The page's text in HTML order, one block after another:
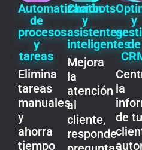
Automatización
de
procesos
y
tareas
Elimina
tareas
manuales
y
ahorra
tiempo
Chatbots
y
asistentes
inteligentes
Mejora
la
atención
al
cliente,
responde
y
de
la
de